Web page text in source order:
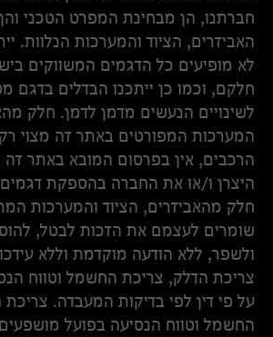
חברתנו, הן מבחינת המפרט הטכני
האביזרים, הציוד והמערכות הנלוות.
לא מופיעים כל הדגמים המשווקים
חלקם, וכמו כן ייתכנו הבדלים בדגם
לשינויים הנעשים מדמן לדמן. חלק
המערכות המפורטים באתר זה מצוי
הרכבים, אין בפרסום המובא באתר זה
היצרן ו/או את החברה בהספקת
חלק מהאביזרים, הציוד והמערכות
שומרים לעצמם את הזכות לבטל,
ולשפר, ללא הודעה מוקדמת וללא
צריכת הדלק, צריכת החשמל וטווח
על פי דין לפי בדיקות המעבדה.
החשמל וטווח הנסיעה בפועל